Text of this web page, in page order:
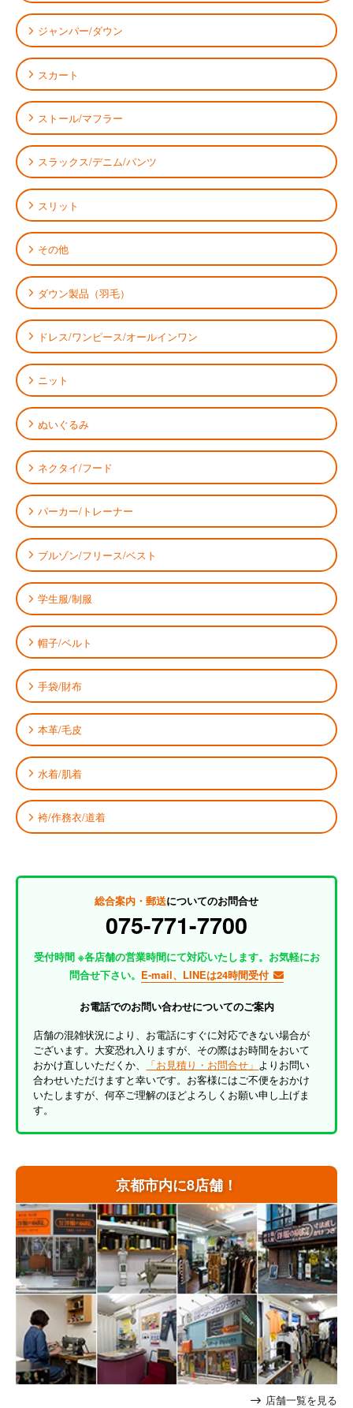
京都市内に8店舗！
店舗一覧を見る
ジャンパー/ダウン
スカート
ストール/マフラー
スラックス/デニム/パンツ
スリット
その他
ダウン製品（羽毛）
ドレス/ワンピース/オールインワン
ニット
ぬいぐるみ
ネクタイ/フード
パーカー/トレーナー
ブルゾン/フリース/ベスト
学生服/制服
帽子/ベルト
手袋/財布
本革/毛皮
水着/肌着
袴/作務衣/道着
総合案内・郵送についてのお問合せ
075-771-7700
受付時間 ※各店舗の営業時間にて対応いたします。お気軽にお
問合せ下さい。 E-mail、LINEは24時間受付
お電話でのお問い合わせについてのご案内
店舗の混雑状況により、お電話にすぐに対応できない場合が
ございます。大変恐れ入りますが、その際はお時間をおいて
おかけ直しいただくか、
「お見積り・お問合せ」 よりお問い
合わせいただけますと幸いです。お客様にはご不便をおかけ
いたしますが、何卒ご理解のほどよろしくお願い申し上げま
す。